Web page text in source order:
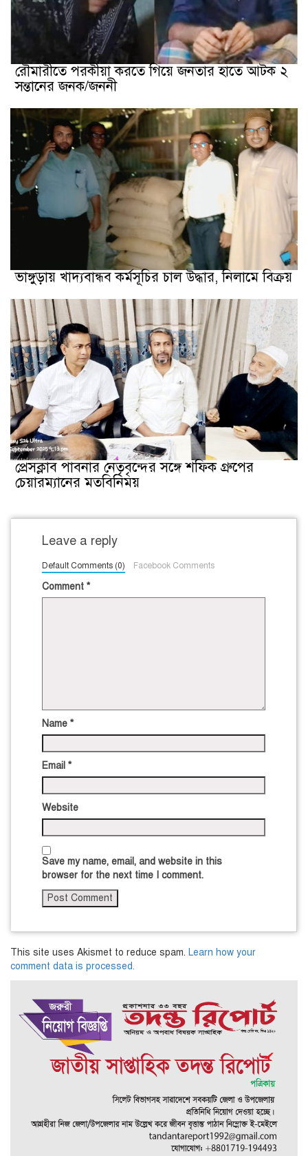
রৌমারীতে পরকীয়া করতে গিয়ে জনতার হাতে আটক ২
সন্তানের জনক/জননী
ভাঙ্গুড়ায় খাদ্যবান্ধব কর্মসূচির চাল উদ্ধার, নিলামে বিক্রয়
প্রেসক্লাব পাবনার নেতৃবৃন্দের সঙ্গে শফিক গ্রুপের
চেয়ারম্যানের মতবিনিময়
Leave a reply
Default Comments (0) Facebook Comments
Comment *
Name *
Email *
Website
Save my name, email, and website in this
browser for the next time I comment.
This site uses Akismet to reduce spam. Learn how your
comment data is processed.